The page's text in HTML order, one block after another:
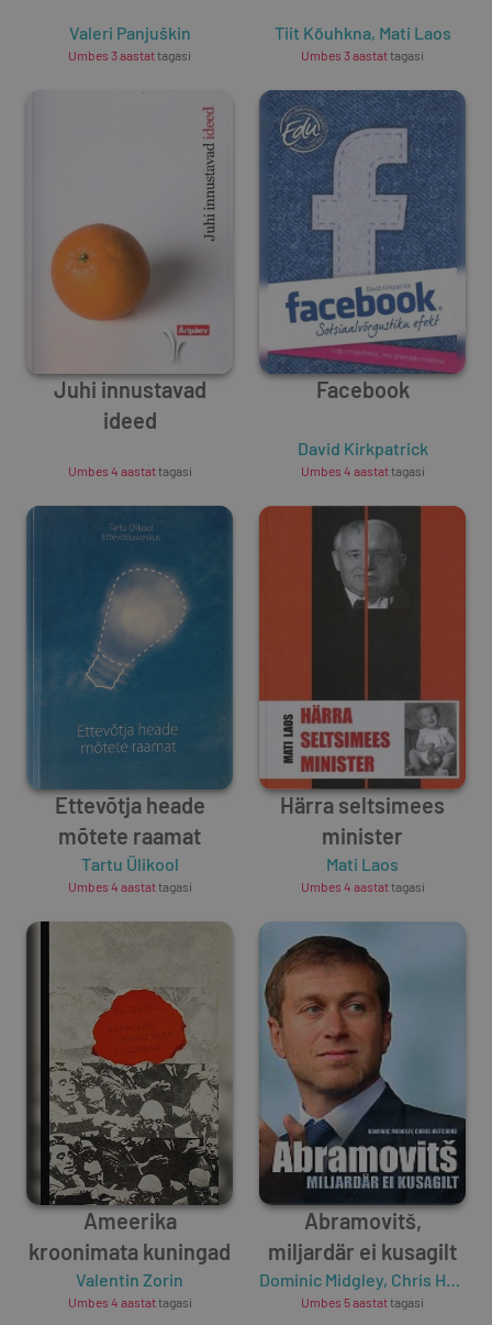
Valeri Panjuškin
Umbes 3 aastattagasi
Tiit Kõuhkna, Mati Laos
Umbes 3 aastattagasi
Juhi innustavad
ideed
Umbes 4 aastattagasi
Facebook
David Kirkpatrick
Umbes 4 aastattagasi
Ettevõtja heade
mõtete raamat
Tartu Ülikool
Umbes 4 aastattagasi
Härra seltsimees
minister
Mati Laos
Umbes 4 aastattagasi
Ameerika
kroonimata kuningad
Valentin Zorin
Umbes 4 aastattagasi
Abramovitš,
miljardär ei kusagilt
Dominic Midgley, Chris Hutchins
Umbes 5 aastattagasi